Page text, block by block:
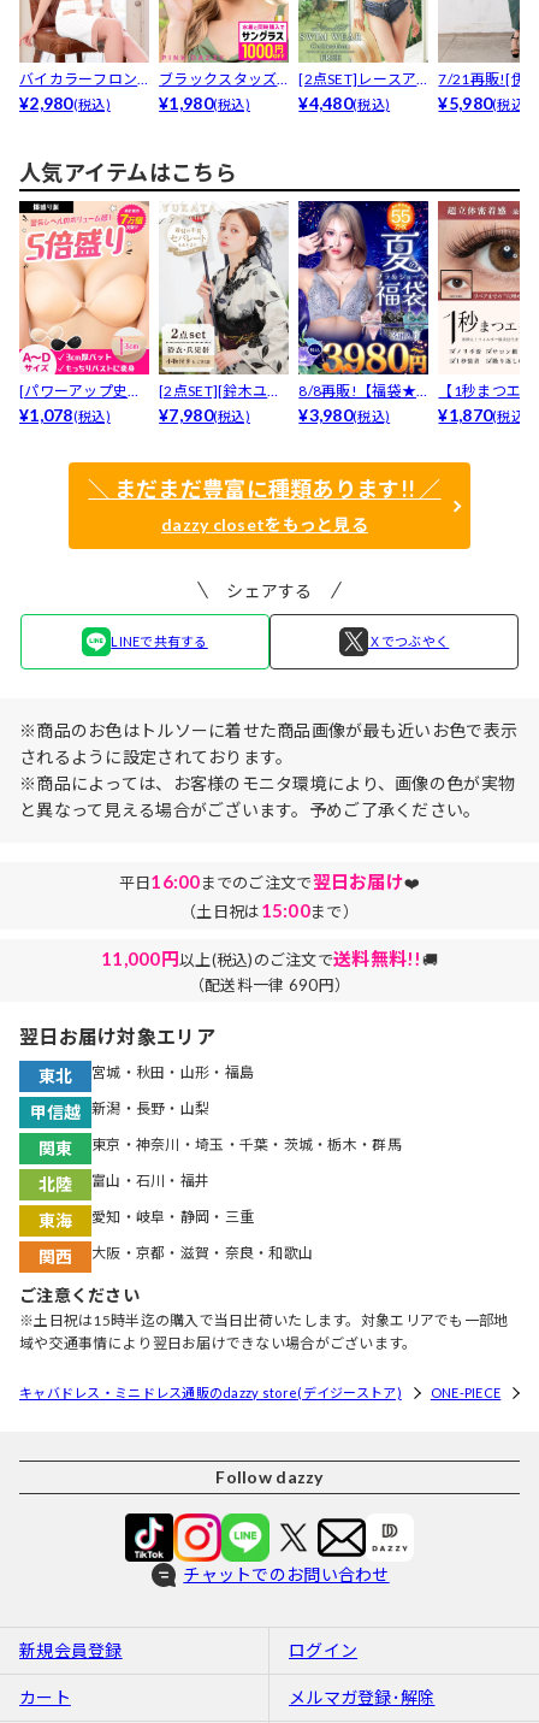
バイカラーフロン
トリブライン半袖
¥2,980(税込)
ブラックスタッズ
サングラス
¥1,980(税込)
[2点SET]レースア
ップデニムビキニ...
¥4,480(税込)
7/21再販![伊
桃々着用]ベア
¥5,980(税込)
人気アイテムはこちら
[パワーアップ史上
最強5倍盛りアップ
¥1,078(税込)
[2点SET][鈴木ユリ
ア(baby)...
¥7,980(税込)
8/8再販!【福袋★
ブラセット3点
¥3,980(税込)
【1秒まつエ
リュームタイ
¥1,870(税込)
＼ まだまだ豊富に種類あります!! ／
dazzy closetをもっと見る
シェアする
LINEで共有する Ｘでつぶやく
※商品のお色はトルソーに着せた商品画像が最も近いお色で表示
されるように設定されております。
※商品によっては、お客様のモニタ環境により、画像の色が実物
と異なって見える場合がございます。予めご了承ください。
平日16:00までのご注文で翌日お届け❤️
（土日祝は15:00まで）
11,000円以上(税込)のご注文で送料無料!!🚚
（配送料一律 690円）
翌日お届け対象エリア
東北 宮城・秋田・山形・福島
甲信越 新潟・長野・山梨
関東 東京・神奈川・埼玉・千葉・茨城・栃木・群馬
北陸 富山・石川・福井
東海 愛知・岐阜・静岡・三重
関西 大阪・京都・滋賀・奈良・和歌山
ご注意ください
※土日祝は15時半迄の購入で当日出荷いたします。対象エリアでも一部地
域や交通事情により翌日お届けできない場合がございます。
キャバドレス・ミニドレス通販のdazzy store(デイジーストア) ONE-PIECE
Follow dazzy
チャットでのお問い合わせ
新規会員登録 ログイン
カート メルマガ登録･解除